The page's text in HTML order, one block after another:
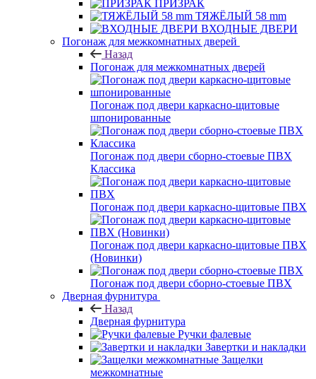
ПРИЗРАК
ТЯЖЁЛЫЙ 58 mm
ВХОДНЫЕ ДВЕРИ
Погонаж для межкомнатных дверей
Назад
Погонаж для межкомнатных дверей
Погонаж под двери каркасно-щитовые
шпонированные
Погонаж под двери сборно-стоевые ПВХ
Классика
Погонаж под двери каркасно-щитовые ПВХ
Погонаж под двери каркасно-щитовые ПВХ
(Новинки)
Погонаж под двери сборно-стоевые ПВХ
Дверная фурнитура
Назад
Дверная фурнитура
Ручки фалевые
Завертки и накладки
Защелки
межкомнатные